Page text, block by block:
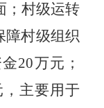
；村级运转
障村级组织
20万元；
主要用于